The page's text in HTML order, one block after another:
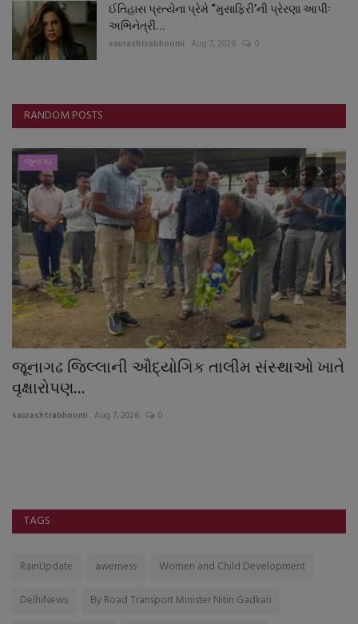
ઈતિહાસ પ્રત્યેના પ્રેમે “મુસાફિરી’ની પ્રેરણા આપીઃ
અભિનેત્રી...
saurashtrabhoomi Aug 7, 2026 0
RANDOM POSTS
જુનાગઢ
જૂનાગઢ જિલ્લાની ઔદ્યોગિક તાલીમ સંસ્થાઓ ખાતે
વૃક્ષારોપણ...
saurashtrabhoomi Aug 7, 2026 0
TAGS
RainUpdate awerness
Women and Child Development
DelhiNews
By Road Transport Minister Nitin Gadkari